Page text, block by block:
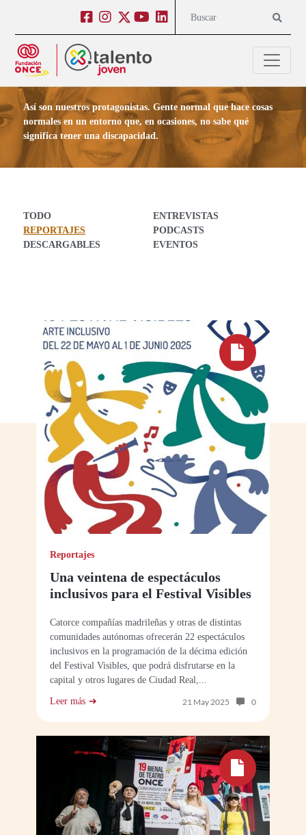
FacebookInstagram
TwitterYoutube
Buscar
Contenido para Jóvenes
Así son nuestros protagonistas. Gente normal que hace cosas
normales en un entorno que, en ocasiones, no sabe qué
significa tener una discapacidad.
TODO
ENTREVISTAS
REPORTAJES
PODCASTS
DESCARGABLES
EVENTOS
Reportajes
Una veintena de espectáculos
inclusivos para el Festival Visibles
Catorce compañías madrileñas y otras de distintas
comunidades autónomas ofrecerán 22 espectáculos
inclusivos en la programación de la décima edición
del Festival Visibles, que podrá disfrutarse en la
capital y otros lugares de Ciudad Real,...
Leer más 21 May 2025 Número de
0